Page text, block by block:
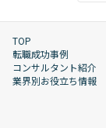
TOP
転職成功事例
コンサルタント紹介
業界別お役立ち情報